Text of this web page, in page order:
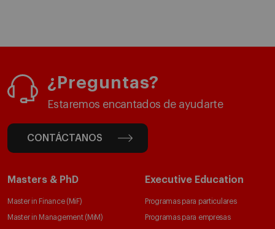
¿Preguntas?
Estaremos encantados de ayudarte
CONTÁCTANOS
Masters & PhD
Master in Finance (MiF)
Master in Management (MiM)
Executive Education
Programas para particulares
Programas para empresas